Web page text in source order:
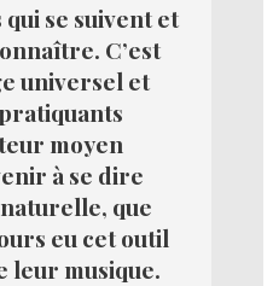
se suivent et
C’est
universel et
moyen
à se dire
que
eu cet outil
leur musique.